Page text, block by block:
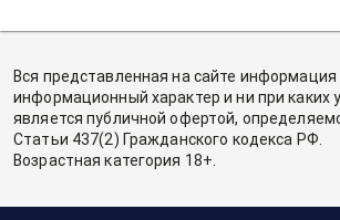
Вся представленная на сайте информация
информационный характер и ни при каких
является публичной офертой,
Статьи 437(2) Гражданского кодекса РФ.
Возрастная категория 18+.